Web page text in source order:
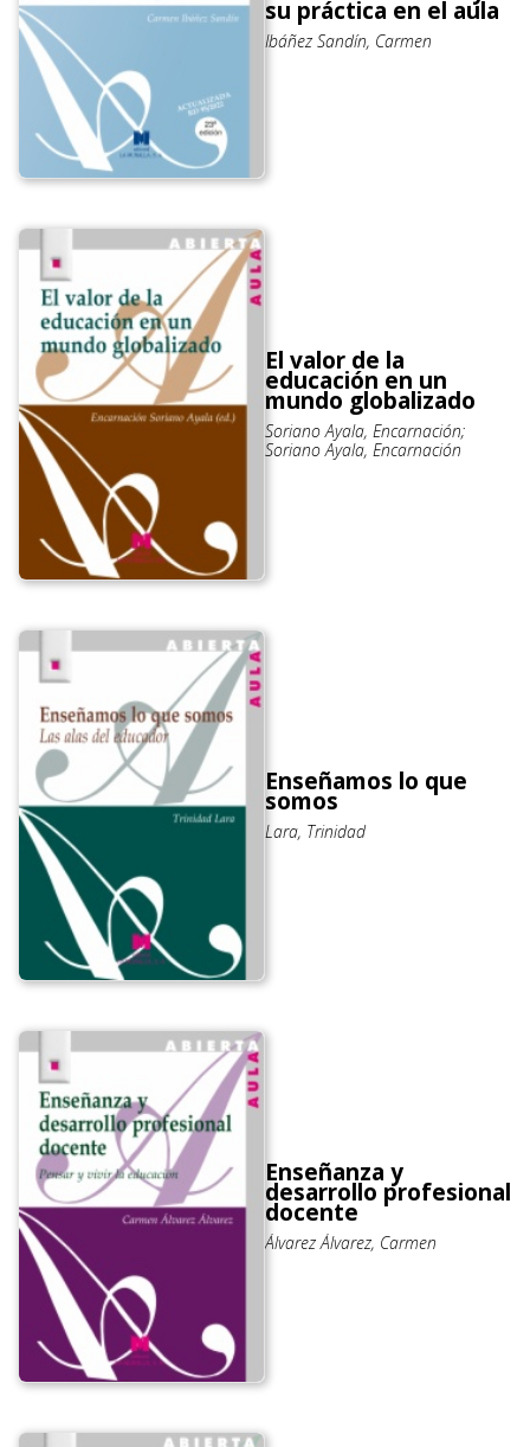
su práctica en el aula
Ibáñez Sandín, Carmen
El valor de la
educación en un
mundo globalizado
Soriano Ayala, Encarnación;
Soriano Ayala, Encarnación
Enseñamos lo que
somos
Lara, Trinidad
Enseñanza y
desarrollo profesional
docente
Álvarez Álvarez, Carmen